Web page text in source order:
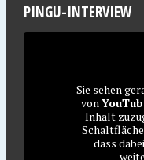
PINGU-INTERVIEW
Sie sehen
von
Inhalt
dass